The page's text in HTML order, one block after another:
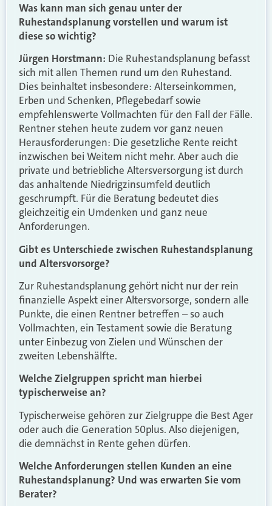
Was kann man sich genau unter der
Ruhestandsplanung vorstellen und warum ist
diese so wichtig?
Jürgen Horstmann: Die Ruhestandsplanung befasst
sich mit allen Themen rund um den Ruhestand.
Dies beinhaltet insbesondere: Alterseinkommen,
Erben und Schenken, Pflegebedarf sowie
empfehlenswerte Vollmachten für den Fall der Fälle.
Rentner stehen heute zudem vor ganz neuen
Herausforderungen: Die gesetzliche Rente reicht
inzwischen bei Weitem nicht mehr. Aber auch die
private und betriebliche Altersversorgung ist durch
das anhaltende Niedrigzinsumfeld deutlich
geschrumpft. Für die Beratung bedeutet dies
gleichzeitig ein Umdenken und ganz neue
Anforderungen.
Gibt es Unterschiede zwischen Ruhestandsplanung
und Altersvorsorge?
Zur Ruhestandsplanung gehört nicht nur der rein
finanzielle Aspekt einer Altersvorsorge, sondern alle
Punkte, die einen Rentner betreffen – so auch
Vollmachten, ein Testament sowie die Beratung
unter Einbezug von Zielen und Wünschen der
zweiten Lebenshälfte.
Welche Zielgruppen spricht man hierbei
typischerweise an?
Typischerweise gehören zur Zielgruppe die Best Ager
oder auch die Generation 50plus. Also diejenigen,
die demnächst in Rente gehen dürfen.
Welche Anforderungen stellen Kunden an eine
Ruhestandsplanung? Und was erwarten Sie vom
Berater?